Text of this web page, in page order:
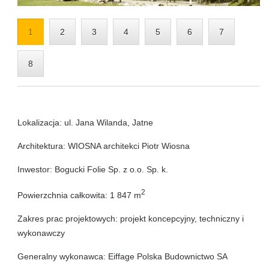
1 2 3 4 5 6 7
8
Lokalizacja: ul. Jana Wilanda, Jatne
Architektura: WIOSNA architekci Piotr Wiosna
Inwestor: Bogucki Folie Sp. z o.o. Sp. k.
Powierzchnia całkowita: 1 847 m2
Zakres prac projektowych: projekt koncepcyjny, techniczny i
wykonawczy
Generalny wykonawca: Eiffage Polska Budownictwo SA